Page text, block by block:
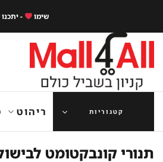
content
שימו -
קטגוריות ריהוט
תנורי קונבקטומט